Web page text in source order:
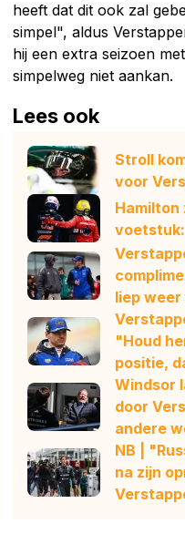
heeft dat dit ook zal
simpel", aldus
hij een extra seizoen
simpelweg niet aankan.
Lees ook
Stroll
voor
Hamilton
liep
"Houd
positie,
Windsor
door
andere
NB |
na zijn